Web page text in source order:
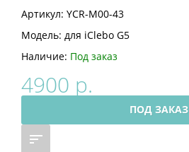
Артикул: YCR-M00-43
Модель: для iClebo G5
Наличие: Под заказ
4900 р.
ПОД ЗАКАЗ